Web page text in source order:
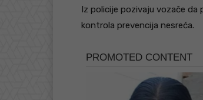
Iz policije pozivaju vozače da
kontrola prevencija nesreća.